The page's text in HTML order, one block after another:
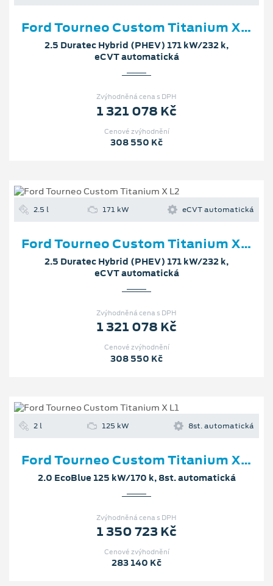
Ford Tourneo Custom Titanium X L2
2.5 Duratec Hybrid (PHEV) 171 kW/232 k,
eCVT automatická
Zvýhodněná cena s DPH
1 321 078 Kč
Cenové zvýhodnění
308 550 Kč
2.5 l 171 kW eCVT automatická
Ford Tourneo Custom Titanium X L2
2.5 Duratec Hybrid (PHEV) 171 kW/232 k,
eCVT automatická
Zvýhodněná cena s DPH
1 321 078 Kč
Cenové zvýhodnění
308 550 Kč
2 l 125 kW 8st. automatická
Ford Tourneo Custom Titanium X L1
2.0 EcoBlue 125 kW/170 k, 8st. automatická
Zvýhodněná cena s DPH
1 350 723 Kč
Cenové zvýhodnění
283 140 Kč